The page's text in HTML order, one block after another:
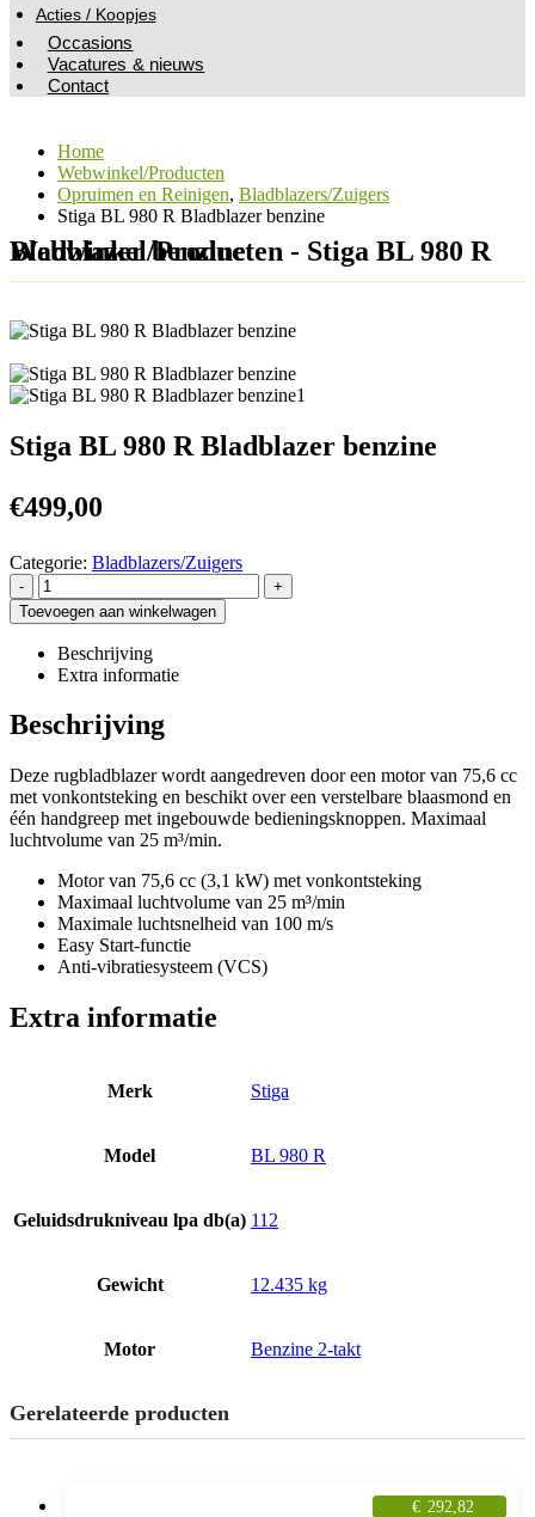
Acties / Koopjes
Occasions
Vacatures & nieuws
Contact
Home
Webwinkel/Producten
Opruimen en Reinigen, Bladblazers/Zuigers
Stiga BL 980 R Bladblazer benzine
Webwinkel/Producten - Stiga BL 980 R Bladblazer benzine
Stiga BL 980 R Bladblazer benzine
€499,00
Categorie: Bladblazers/Zuigers
-
+
Toevoegen aan winkelwagen
Beschrijving
Extra informatie
Beschrijving
Deze rugbladblazer wordt aangedreven door een motor van 75,6 cc
met vonkontsteking en beschikt over een verstelbare blaasmond en
één handgreep met ingebouwde bedieningsknoppen. Maximaal
luchtvolume van 25 m³/min.
Motor van 75,6 cc (3,1 kW) met vonkontsteking
Maximaal luchtvolume van 25 m³/min
Maximale luchtsnelheid van 100 m/s
Easy Start-functie
Anti-vibratiesysteem (VCS)
Extra informatie
Merk Stiga
Model BL 980 R
Geluidsdrukniveau lpa db(a) 112
Gewicht 12.435 kg
Motor Benzine 2-takt
Gerelateerde producten
€ 292,82